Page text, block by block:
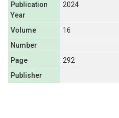
Publication
Year
2024
Volume
16
Number
Page
292
Publisher